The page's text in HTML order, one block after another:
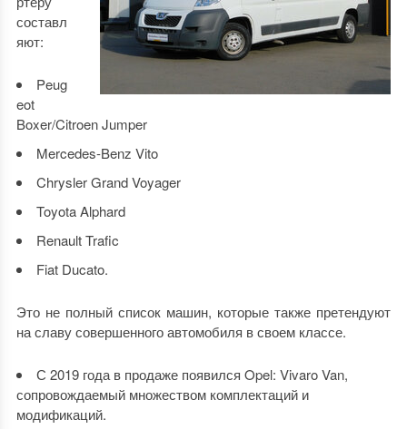
составл
яют:
Peug
eot
Boxer/Citroen Jumper
Mercedes-Benz Vito
Chrysler Grand Voyager
Toyota Alphard
Renault Trafic
Fiat Ducato.
Это не полный список машин, которые также претендуют
на славу совершенного автомобиля в своем классе.
С 2019 года в продаже появился Opel: Vivaro Van,
сопровождаемый множеством комплектаций и
модификаций.